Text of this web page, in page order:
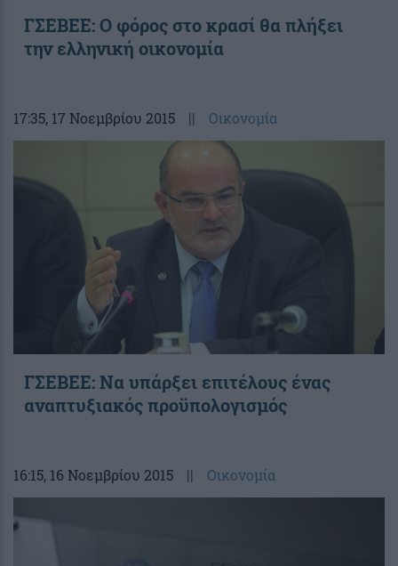
ΓΣΕΒΕΕ: Ο φόρος στο κρασί θα πλήξει
την ελληνική οικονομία
17:35, 17 Νοεμβρίου 2015 || Οικονομία
ΓΣΕΒΕΕ: Να υπάρξει επιτέλους ένας
αναπτυξιακός προϋπολογισμός
16:15, 16 Νοεμβρίου 2015 || Οικονομία